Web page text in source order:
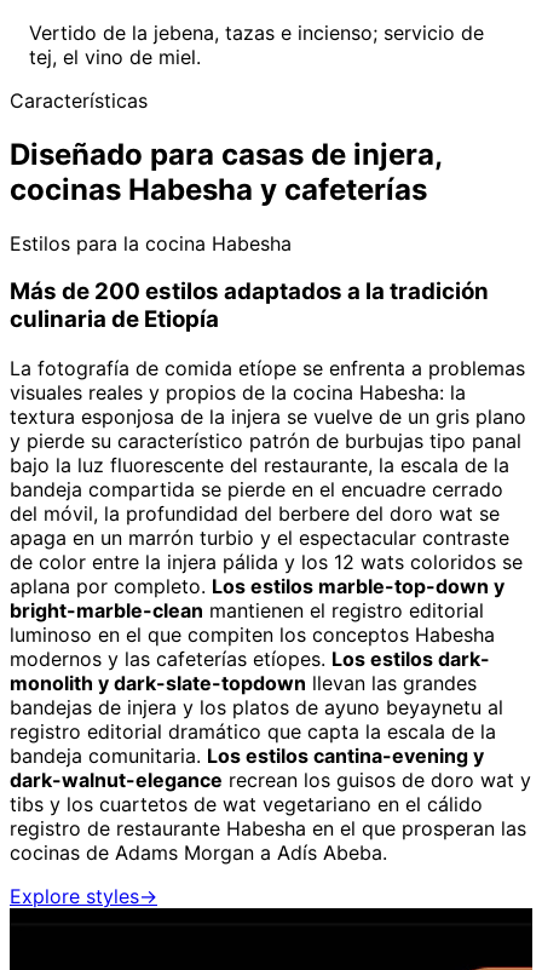
Vertido de la jebena, tazas e incienso; servicio de
tej, el vino de miel.
Características
Diseñado para casas de injera,
cocinas Habesha y cafeterías
Estilos para la cocina Habesha
Más de 200 estilos adaptados a la tradición
culinaria de Etiopía
La fotografía de comida etíope se enfrenta a problemas
visuales reales y propios de la cocina Habesha: la
textura esponjosa de la injera se vuelve de un gris plano
y pierde su característico patrón de burbujas tipo panal
bajo la luz fluorescente del restaurante, la escala de la
bandeja compartida se pierde en el encuadre cerrado
del móvil, la profundidad del berbere del doro wat se
apaga en un marrón turbio y el espectacular contraste
de color entre la injera pálida y los 12 wats coloridos se
aplana por completo. Los estilos marble-top-down y
bright-marble-clean mantienen el registro editorial
luminoso en el que compiten los conceptos Habesha
modernos y las cafeterías etíopes. Los estilos dark-
monolith y dark-slate-topdown llevan las grandes
bandejas de injera y los platos de ayuno beyaynetu al
registro editorial dramático que capta la escala de la
bandeja comunitaria. Los estilos cantina-evening y
dark-walnut-elegance recrean los guisos de doro wat y
tibs y los cuartetos de wat vegetariano en el cálido
registro de restaurante Habesha en el que prosperan las
cocinas de Adams Morgan a Adís Abeba.
Explore styles→